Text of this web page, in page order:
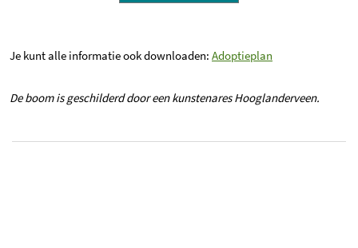
Je kunt alle informatie ook downloaden: Adoptieplan
De boom is geschilderd door een kunstenares Hooglanderveen.